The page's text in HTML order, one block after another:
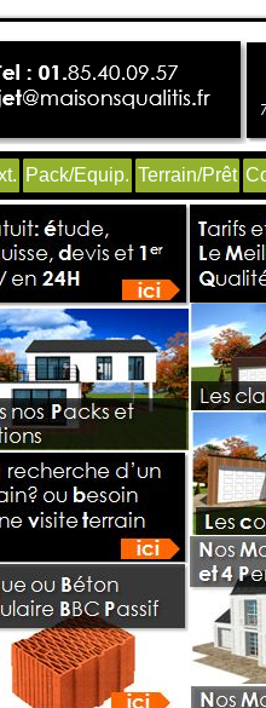
Pack/Equip. Terrain/Prêt